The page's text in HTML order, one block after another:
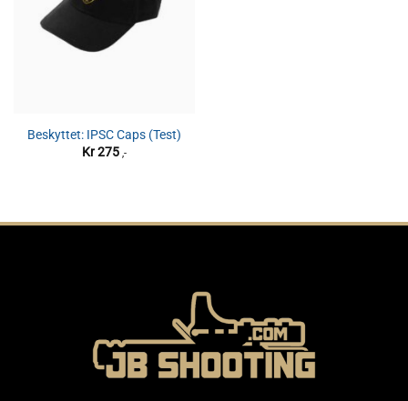
Beskyttet: IPSC Caps (Test)
Kr275 ,-